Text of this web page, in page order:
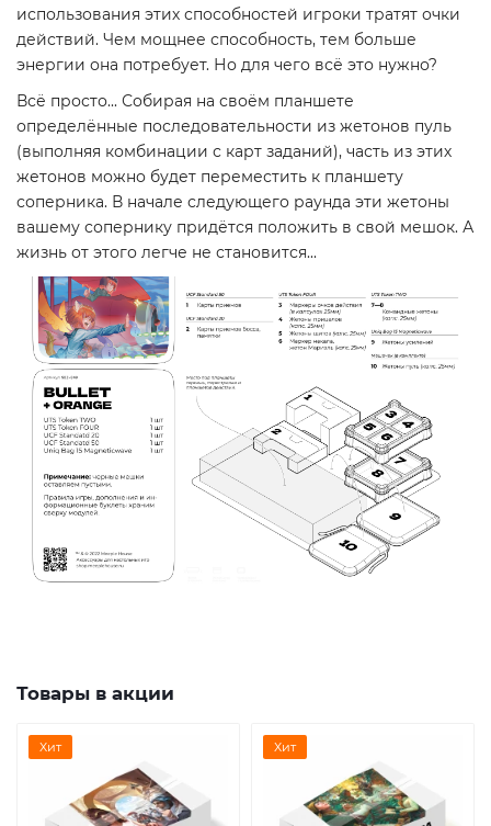
использования этих способностей игроки тратят очки
действий. Чем мощнее способность, тем больше
энергии она потребует. Но для чего всё это нужно?
Всё просто... Собирая на своём планшете
определённые последовательности из жетонов пуль
(выполняя комбинации с карт заданий), часть из этих
жетонов можно будет переместить к планшету
соперника. В начале следующего раунда эти жетоны
вашему сопернику придётся положить в свой мешок. А
жизнь от этого легче не становится...
Товары в акции
Хит Хит